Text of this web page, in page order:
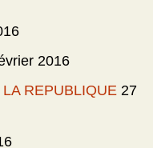
2016
REPUBLIQUE 27